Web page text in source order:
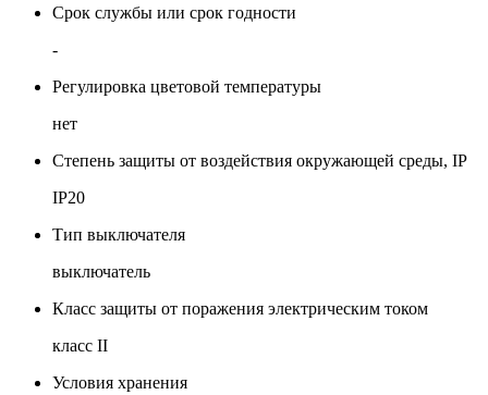
Срок службы или срок годности
-
Регулировка цветовой температуры
нет
Степень защиты от воздействия окружающей среды, IP
IP20
Тип выключателя
выключатель
Класс защиты от поражения электрическим током
класс II
Условия хранения